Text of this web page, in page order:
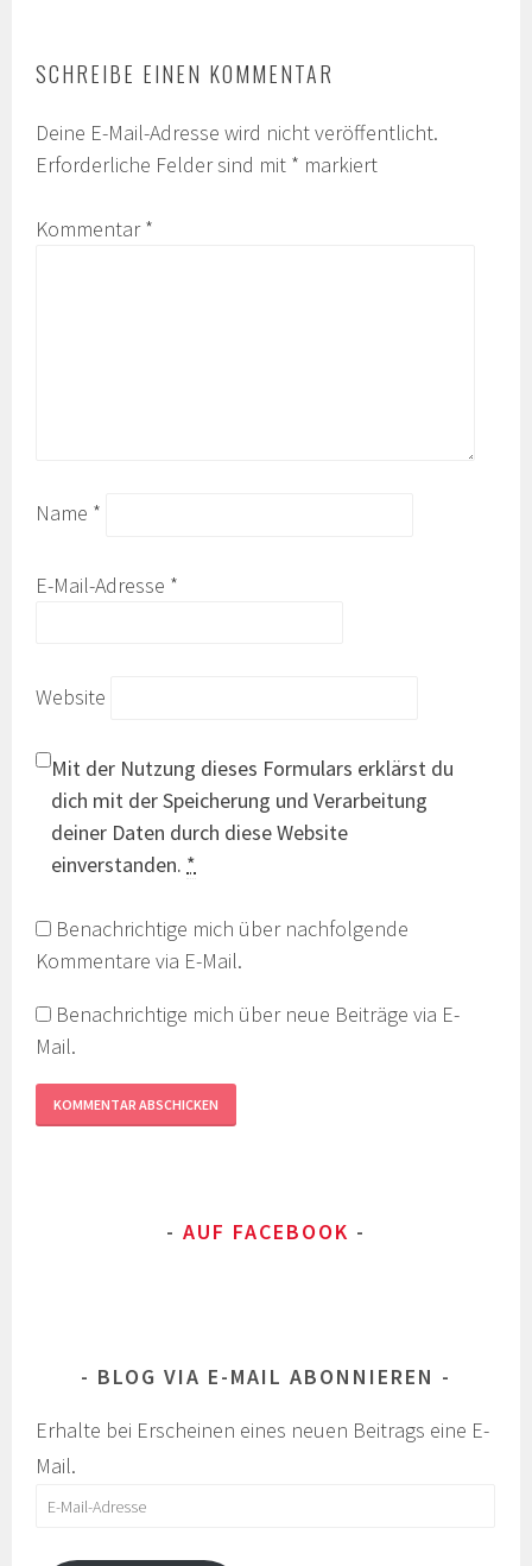
SCHREIBE EINEN KOMMENTAR
Deine E-Mail-Adresse wird nicht veröffentlicht.
Erforderliche Felder sind mit * markiert
Kommentar*
Name *
E-Mail-Adresse *
Website
Mit der Nutzung dieses Formulars erklärst du
dich mit der Speicherung und Verarbeitung
deiner Daten durch diese Website
einverstanden. *
Benachrichtige mich über nachfolgende
Kommentare via E-Mail.
Benachrichtige mich über neue Beiträge via E-
Mail.
AUF FACEBOOK
BLOG VIA E-MAIL ABONNIEREN
Erhalte bei Erscheinen eines neuen Beitrags eine E-
Mail.
E-